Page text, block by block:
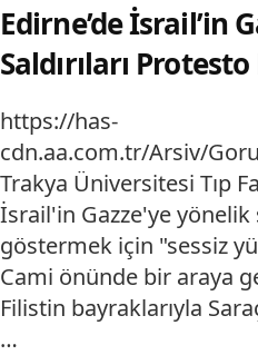
Edirne’de İsrail’in
Saldırıları
https://has-
cdn.aa.com.tr/Arsiv/
Trakya Üniversitesi Tıp
İsrail'in Gazze'ye yönelik
göstermek için "sessiz
Cami önünde bir araya
Filistin bayraklarıyla
…